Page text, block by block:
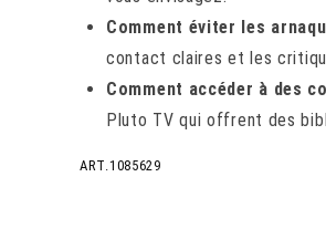
Comment éviter les
contact claires et les
Comment accéder à des
Pluto TV qui offrent des
ART.1085629